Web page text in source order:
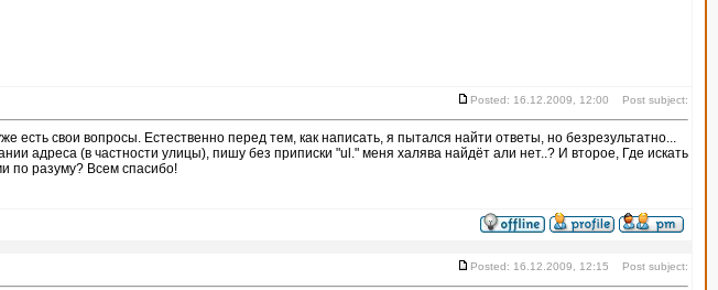
Posted: 16.12.2009, 12:00 Post subject:
есть свои вопросы. Естественно перед тем, как написать, я пытался найти ответы, но безрезультатно...
адреса (в частности улицы), пишу без приписки "ul." меня халява найдёт али нет..? И второе, Где искать
по разуму? Всем спасибо!
Posted: 16.12.2009, 12:15 Post subject: